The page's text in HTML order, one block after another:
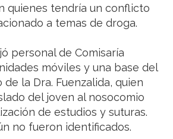
quienes tendría un conflicto
a temas de droga.
personal de Comisaría
móviles y una base del
de la Dra. Fuenzalida, quien
del joven al nosocomio
de estudios y suturas.
no fueron identificados.